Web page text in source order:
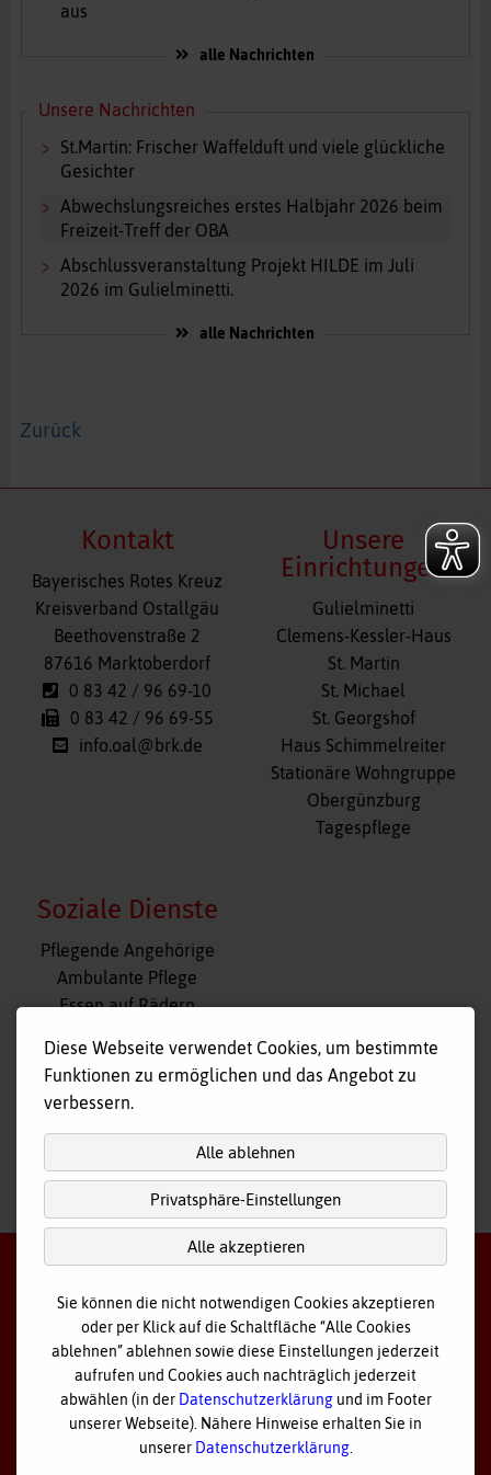
aus
alle Nachrichten
Unsere Nachrichten
St.Martin: Frischer Waffelduft und viele glückliche
Gesichter
Abwechslungsreiches erstes Halbjahr 2026 beim
Freizeit-Treff der OBA
Abschlussveranstaltung Projekt HILDE im Juli
2026 im Gulielminetti.
alle Nachrichten
Zurück
Kontakt
Bayerisches Rotes Kreuz
Kreisverband Ostallgäu
Beethovenstraße 2
87616 Marktoberdorf
0 83 42 / 96 69-10
0 83 42 / 96 69-55
info.oal@brk.de
Unsere
Einrichtungen
Navigation
überspringen
Gulielminetti
Clemens-Kessler-Haus
St. Martin
St. Michael
St. Georgshof
Haus Schimmelreiter
Stationäre Wohngruppe
Obergünzburg
Tagespflege
Soziale Dienste
Navigation
überspringen
Pflegende Angehörige
Ambulante Pflege
Essen auf Rädern
Tagespflege
Hausnotruf
nach oben
2026 Bayerisches Rotes Kreuz - Kreisverband Ostallgäu
Datenschutz
Cookie Einstellungen
Diese Webseite verwendet Cookies, um bestimmte
Funktionen zu ermöglichen und das Angebot zu
verbessern.
Alle ablehnen
Privatsphäre-Einstellungen
Alle akzeptieren
Sie können die nicht notwendigen Cookies akzeptieren
oder per Klick auf die Schaltfläche “Alle Cookies
ablehnen” ablehnen sowie diese Einstellungen jederzeit
aufrufen und Cookies auch nachträglich jederzeit
abwählen (in der Datenschutzerklärungund im Footer
unserer Webseite). Nähere Hinweise erhalten Sie in
unserer Datenschutzerklärung.